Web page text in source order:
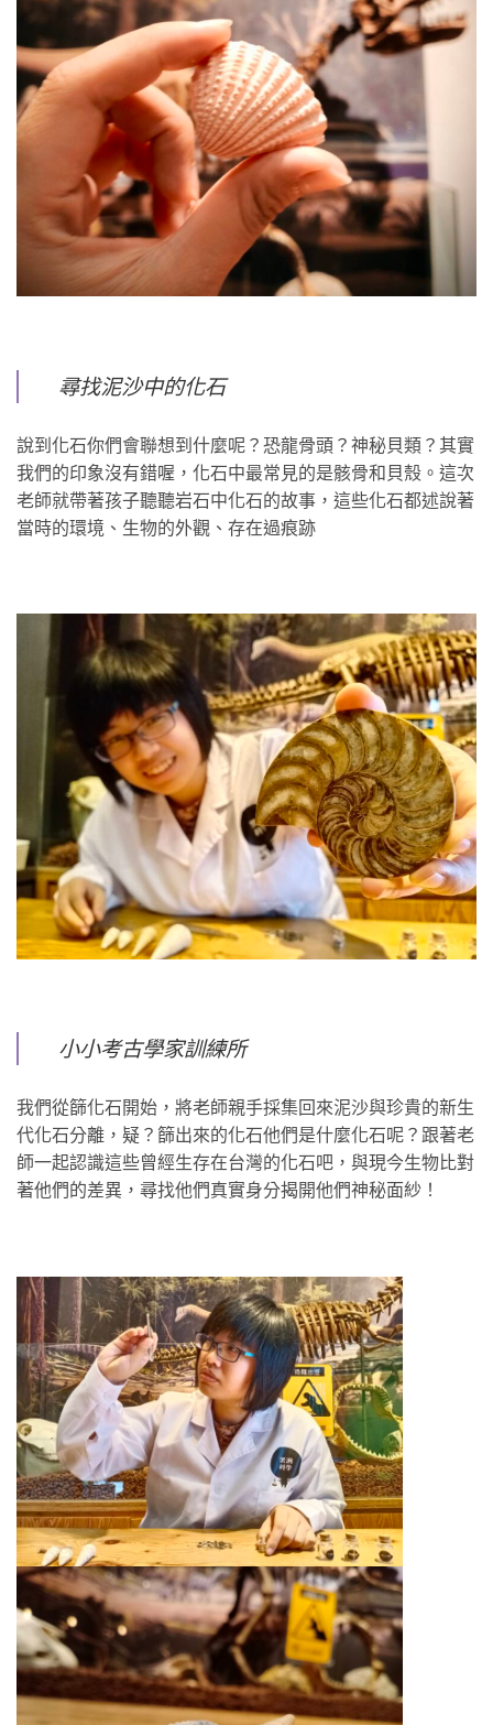
尋找泥沙中的化石
說到化石你們會聯想到什麼呢？恐龍骨頭？神秘貝類？其實
我們的印象沒有錯喔，化石中最常見的是骸骨和貝殼。這次
老師就帶著孩子聽聽岩石中化石的故事，這些化石都述說著
當時的環境、生物的外觀、存在過痕跡
小小考古學家訓練所
我們從篩化石開始，將老師親手採集回來泥沙與珍貴的新生
代化石分離，疑？篩出來的化石他們是什麼化石呢？跟著老
師一起認識這些曾經生存在台灣的化石吧，與現今生物比對
著他們的差異，尋找他們真實身分揭開他們神秘面紗！